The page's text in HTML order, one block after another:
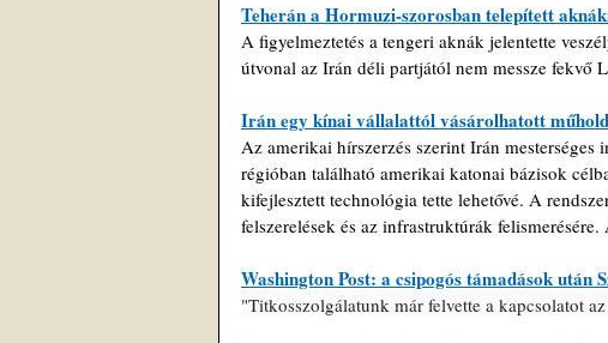
Teherán a Hormuzi-szorosban telepített
A figyelmeztetés a tengeri aknák jelentette
útvonal az Irán déli partjától nem messze fekvő
Irán egy kínai vállalattól vásárolhatott
Az amerikai hírszerzés szerint Irán
régióban található amerikai katonai bázisok
kifejlesztett technológia tette lehetővé. A
felszerelések és az infrastruktúrák
Washington Post: a csipogós támadások
"Titkosszolgálatunk már felvette a kapcsolatot